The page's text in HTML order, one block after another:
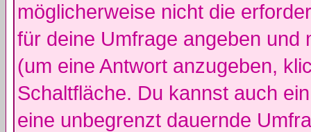
möglicherweise nicht die
für deine Umfrage angeben und
(um eine Antwort anzugeben,
Schaltfläche. Du kannst auch
eine unbegrenzt dauernde